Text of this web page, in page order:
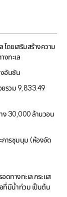
ดยเสริมสร้างความ
งทะเล
งอันซัน
รวม 9,833.49
ง 30,000 ล้านวอน
การชุมนุม (ห้องจัด
ดทางทะเล กระแส
ที่มีน้ำท่วม เป็นต้น